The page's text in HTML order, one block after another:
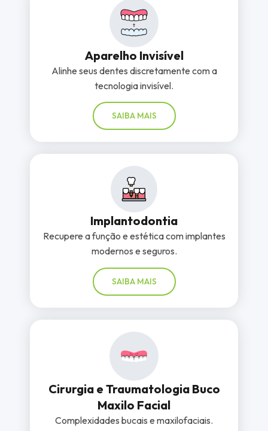
Aparelho Invisível
Alinhe seus dentes discretamente com a
tecnologia invisível.
SAIBA MAIS
Implantodontia
Recupere a função e estética com implantes
modernos e seguros.
SAIBA MAIS
Cirurgia e Traumatologia Buco
Maxilo Facial
Complexidades bucais e maxilofaciais.